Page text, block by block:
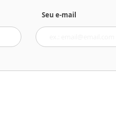
Seu e-mail